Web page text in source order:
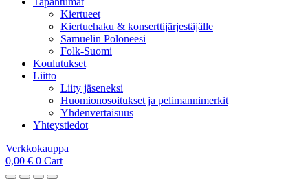
Kiertueet
Kiertuehaku & konserttijärjestäjälle
Samuelin Poloneesi
Folk-Suomi
Koulutukset
Liitto
Liity jäseneksi
Huomionosoitukset ja pelimannimerkit
Yhdenvertaisuus
Yhteystiedot
Verkkokauppa
0,00 € 0 Cart